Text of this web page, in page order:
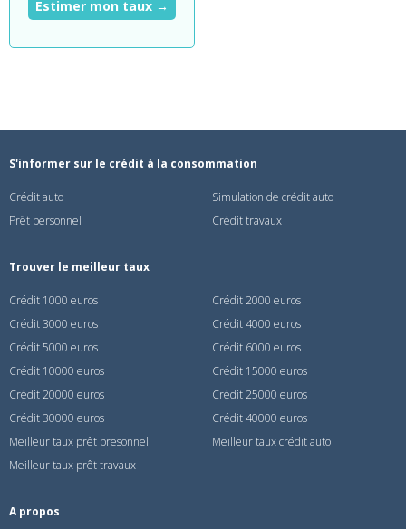
Estimer mon taux →
S'informer sur le crédit à la consommation
Crédit auto
Simulation de crédit auto
Prêt personnel
Crédit travaux
Trouver le meilleur taux
Crédit 1000 euros
Crédit 2000 euros
Crédit 3000 euros
Crédit 4000 euros
Crédit 5000 euros
Crédit 6000 euros
Crédit 10000 euros
Crédit 15000 euros
Crédit 20000 euros
Crédit 25000 euros
Crédit 30000 euros
Crédit 40000 euros
Meilleur taux prêt presonnel
Meilleur taux crédit auto
Meilleur taux prêt travaux
A propos